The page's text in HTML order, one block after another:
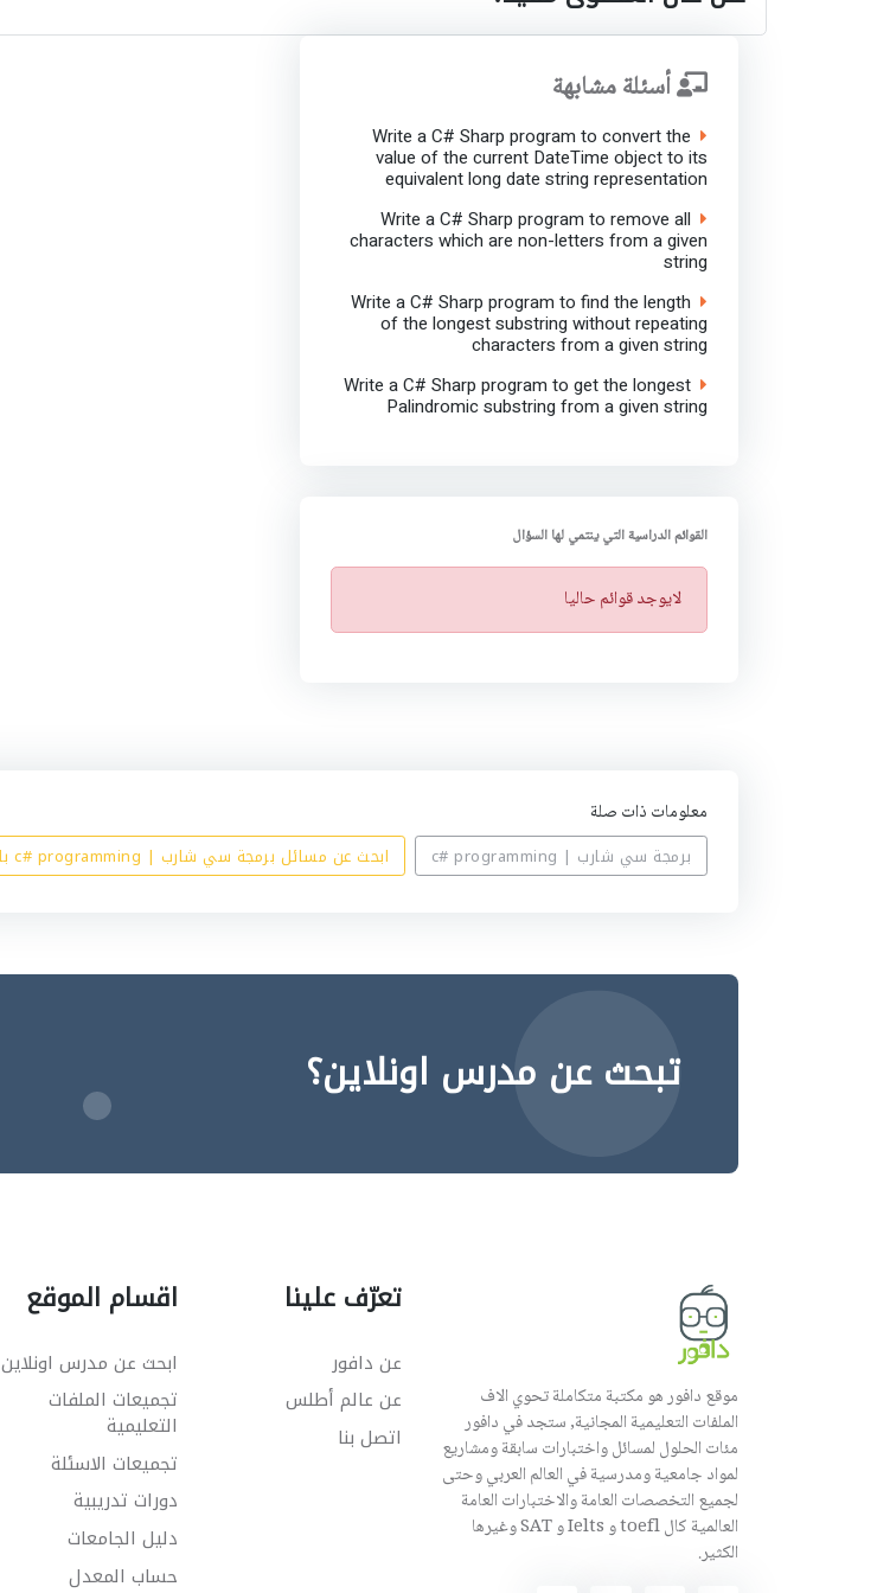
أسئلة مشابهة
Write a C# Sharp program to convert the
value of the current DateTime object to its
equivalent long date string representation
Write a C# Sharp program to remove all
characters which are non-letters from a given
string
Write a C# Sharp program to find the length
of the longest substring without repeating
characters from a given string
Write a C# Sharp program to get the longest
Palindromic substring from a given string
القوائم الدراسية التي ينتمي لها السؤال
ت
ن
لايوجد قوائم حاليا
معلومات ذات صلة
برمجة سي شارب | c# programming ابحث عن مسائل برمجة سي شارب | c# programming بالانجليزي
تبحث عن مدرس اونلاين؟
موقع دافور هو مكتبة متكاملة تحوي الاف
الملفات التعليمية المجانية, ستجد في دافور
مئات الحلول لمسائل واختبارات سابقة ومشاريع
لمواد جامعية ومدرسية في العالم العربي وحتى
لجميع التخصصات العامة والاختبارات العامة
العالمية كال toefl و Ielts و SAT وغيرها
الكثير.
تعرّف علينا
عن دافور
عن عالم أطلس
اتصل بنا
اقسام الموقع
ابحث عن مدرس اونلاين
تجميعات الملفات
التعليمية
تجميعات الاسئلة
دورات تدريبية
دليل الجامعات
حساب المعدل